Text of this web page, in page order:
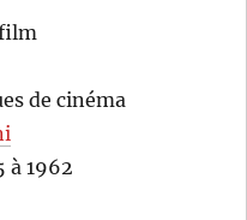
de cinéma
à 1962